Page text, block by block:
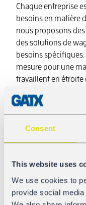
Consent
This website uses
We use cookies to
provide social
Chaque entreprise
besoins en matière
nous proposons
des solutions de
besoins
mesure pour une
travaillent en étroite
Grâce à la solidité
Corporation, nous
long terme de vos
Les temps d’arrêt
à notre atelier
ateliers partenaires